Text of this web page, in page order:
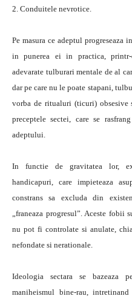
2. Conduitele nevrotice.
Pe masura ce adeptul progreseaza
in punerea ei in practica,
adevarate tulburari mentale de al
dar pe care nu le poate stapani,
vorba de ritualuri (ticuri) obsesive
preceptele sectei, care se
adeptului.
In functie de gravitatea lor,
handicapuri, care impieteaza
constrans sa excluda din
„franeaza progresul”. Aceste fobii
nu pot fi controlate si anulate,
nefondate si nerationale.
Ideologia sectara se bazeaza
maniheismul bine-rau,